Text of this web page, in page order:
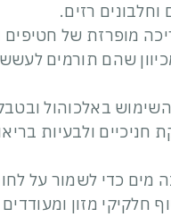
וחלבונים רזים.
מופרזת של
שהם תורמים
באלכוהול
חניכיים ולבעיות
מים כדי לשמור על
חלקיקי מזון